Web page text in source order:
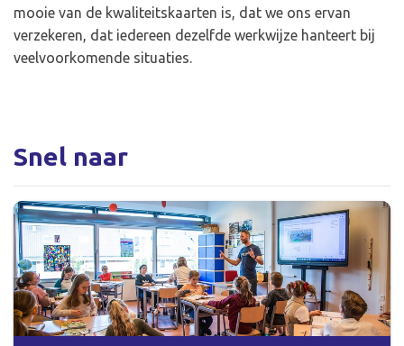
mooie van de kwaliteitskaarten is, dat we ons ervan
verzekeren, dat iedereen dezelfde werkwijze hanteert bij
veelvoorkomende situaties.
Snel naar